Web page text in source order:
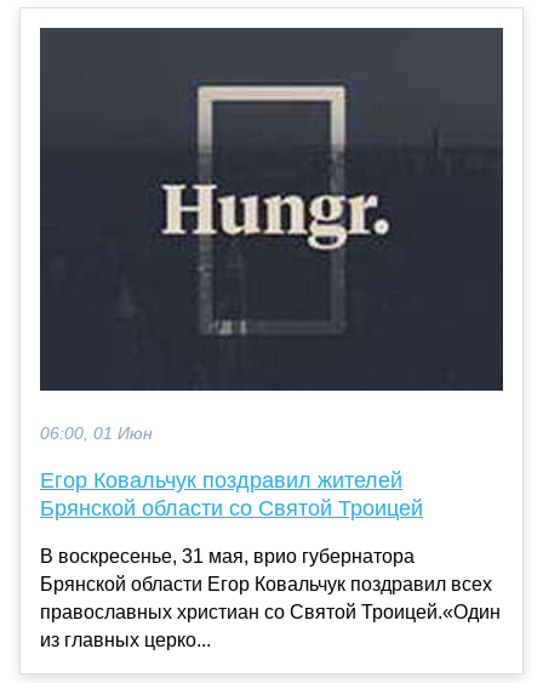
06:00, 01 Июн
Егор Ковальчук поздравил жителей
Брянской области со Святой Троицей
В воскресенье, 31 мая, врио губернатора
Брянской области Егор Ковальчук поздравил всех
православных христиан со Святой Троицей.«Один
из главных церко...